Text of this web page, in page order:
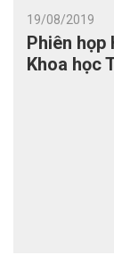
19/08/2019
Phiên họp
Khoa học